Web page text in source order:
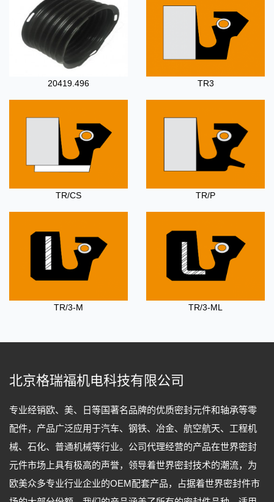
20419.496 TR3
TR/CS TR/P
TR/3-M TR/3-ML
北京格瑞福机电科技有限公司
专业经销欧、美、日等国著名品牌的优质密封元件和轴承等零
配件，产品广泛应用于汽车、钢铁、冶金、航空航天、工程机
械、石化、普通机械等行业。公司代理经营的产品在世界密封
元件市场上具有极高的声誉，领导着世界密封技术的潮流，为
欧美众多专业行业企业的OEM配套产品，占据着世界密封件市